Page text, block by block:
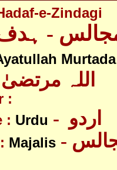
e-Zindagi
-
اللہ
:
: Urdu
Majalis